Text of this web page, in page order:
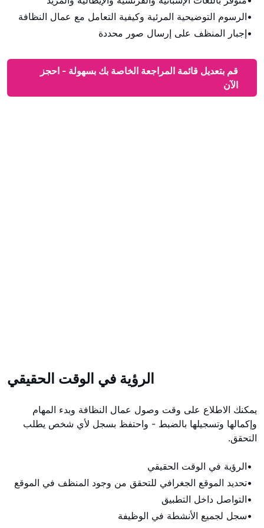
الرسوم التوضيحية المرئية وكيفية التعامل مع عمال النظافة
إجبار المنظف على إرسال صور محددة
قم بتعديل قائمة المراجعة الخاصة بك بسهولة - احجز
الآن
الرؤية في الوقت الحقيقي
يمكنك الاطلاع على وقت وصول عمال النظافة وبدء المهام
وإكمالها وتسجيلها بالضبط - واحتفظ بسجل لأي شخص يطلب
التحقق.
الرؤية في الوقت الحقيقي
تحديد الموقع الجغرافي للتحقق من وجود المنظف في الموقع
التواصل داخل التطبيق
سجل لجميع الأنشطة في الوظيفة